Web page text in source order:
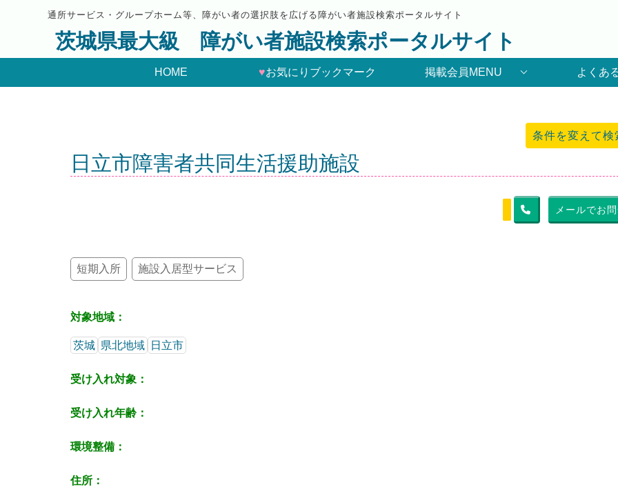
通所サービス・グループホーム等、障がい者の選択肢を広げる障がい者施設検索ポータルサイト
茨城県最大級 障がい者施設検索ポータルサイト
HOME ♥お気にりブックマーク 掲載会員MENU よくあ
条件を変えて検
日立市障害者共同生活援助施設
メールでお
短期入所 施設入居型サービス
対象地域：
茨城 県北地域 日立市
受け入れ対象：
受け入れ年齢：
環境整備：
住所：